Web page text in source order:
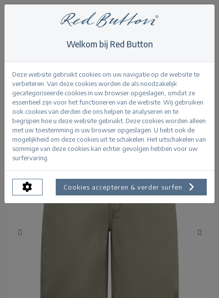
Relax Short Jog Colour
Terug
Welkom bij Red Button
Deze website gebruikt cookies om uw navigatie op de website te
verbeteren. Van deze cookies worden de als noodzakelijk
gecategoriseerde cookies in uw browser opgeslagen, omdat ze
essentieel zijn voor het functioneren van de website. Wij gebruiken
ook cookies van derden die ons helpen te analyseren en te
begrijpen hoe u deze website gebruikt. Deze cookies worden alleen
met uw toestemming in uw browser opgeslagen. U hebt ook de
mogelijkheid om deze cookies uit te schakelen. Het uitschakelen van
sommige van deze cookies kan echter gevolgen hebben voor uw
surfervaring.
Cookies accepteren & verder surfen